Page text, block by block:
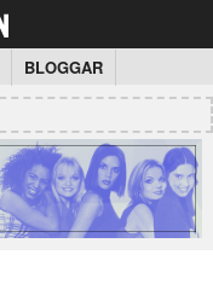
BLOGGAR